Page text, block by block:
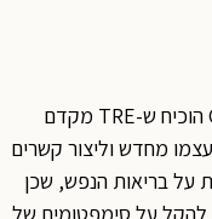
מחקר שפורסם בכתב העת Cell Reports הוכיח ש-TRE מקדם
מחדש וליצור קשרים
על בריאות הנפש, שכן
להקל על סימפטומים של